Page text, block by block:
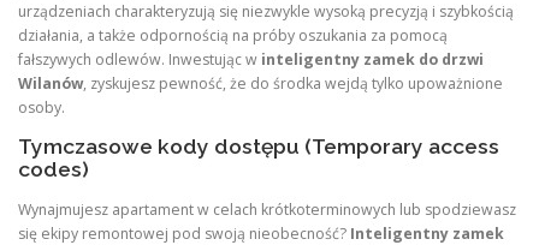
urządzeniach charakteryzują się niezwykle wysoką precyzją i szybkością
działania, a także odpornością na próby oszukania za pomocą
fałszywych odlewów. Inwestując w inteligentny zamek do drzwi
Wilanów, zyskujesz pewność, że do środka wejdą tylko upoważnione
osoby.
Tymczasowe kody dostępu (Temporary access
codes)
Wynajmujesz apartament w celach krótkoterminowych lub spodziewasz
się ekipy remontowej pod swoją nieobecność? Inteligentny zamek